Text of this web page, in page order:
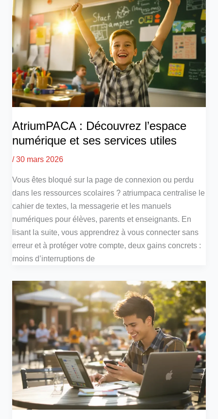
AtriumPACA : Découvrez l’espace
numérique et ses services utiles
/30 mars 2026
Vous êtes bloqué sur la page de connexion ou perdu
dans les ressources scolaires ? atriumpaca centralise le
cahier de textes, la messagerie et les manuels
numériques pour élèves, parents et enseignants. En
lisant la suite, vous apprendrez à vous connecter sans
erreur et à protéger votre compte, deux gains concrets :
moins d’interruptions de